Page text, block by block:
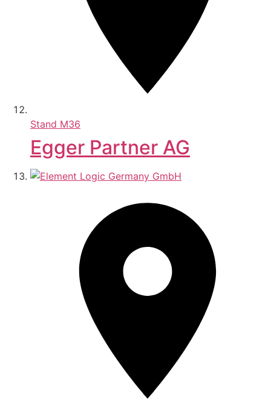
Stand M36
Egger Partner AG